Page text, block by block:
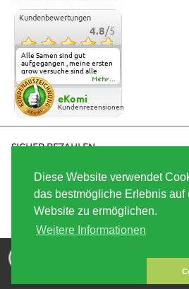
Diese Website verwendet
das bestmögliche Erlebnis auf
Website zu ermöglichen.
Weitere Informationen
Kundenbewertungen
4.8/5
Alle Samen sind gut
aufgegangen , meine ersten
grow versuche sind alle
geglückt. Die Sorten und
Anbieter Vielfalt
überzeugen sehr . Werde
wohl immer hier bestellen !
Mehr...
eKomi
Kundenrezensionen
SICHER BEZAHLEN
SCHNELL VERSENDET
Linda-
Alle Preise inklusive Umsatzsteuer